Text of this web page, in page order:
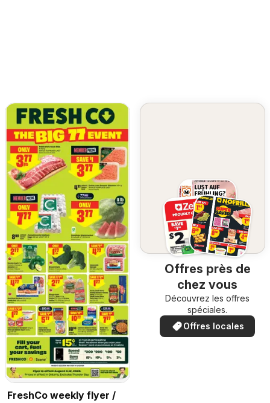
FreshCo weekly flyer /
Offres près de
chez vous
Découvrez les offres
spéciales.
Offres locales